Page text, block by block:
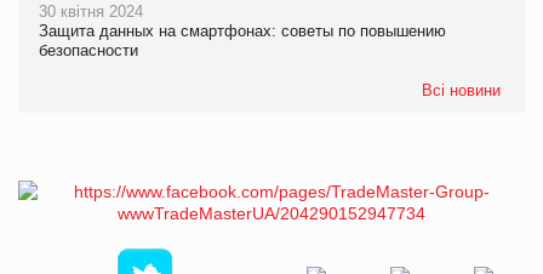
30 квітня 2024
Защита данных на смартфонах: советы по повышению
безопасности
Всі новини